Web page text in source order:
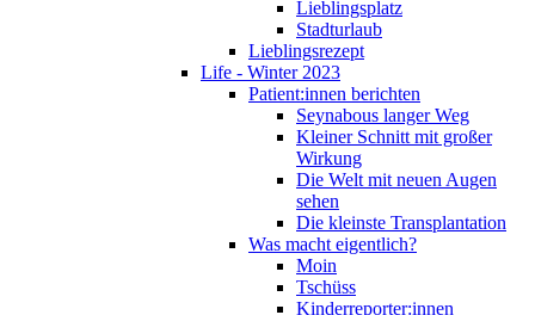
Lieblingsplatz
Stadturlaub
Lieblingsrezept
Life - Winter 2023
Patient:innen berichten
Seynabous langer Weg
Kleiner Schnitt mit großer
Wirkung
Die Welt mit neuen Augen
sehen
Die kleinste Transplantation
Was macht eigentlich?
Moin
Tschüss
Kinderreporter:innen